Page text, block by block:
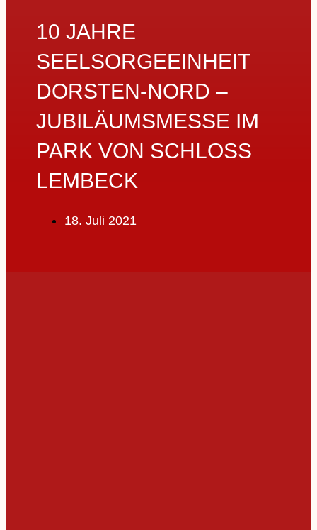
10 JAHRE
SEELSORGEEINHEIT
DORSTEN-NORD –
JUBILÄUMSMESSE IM
PARK VON SCHLOSS
LEMBECK
18. Juli 2021